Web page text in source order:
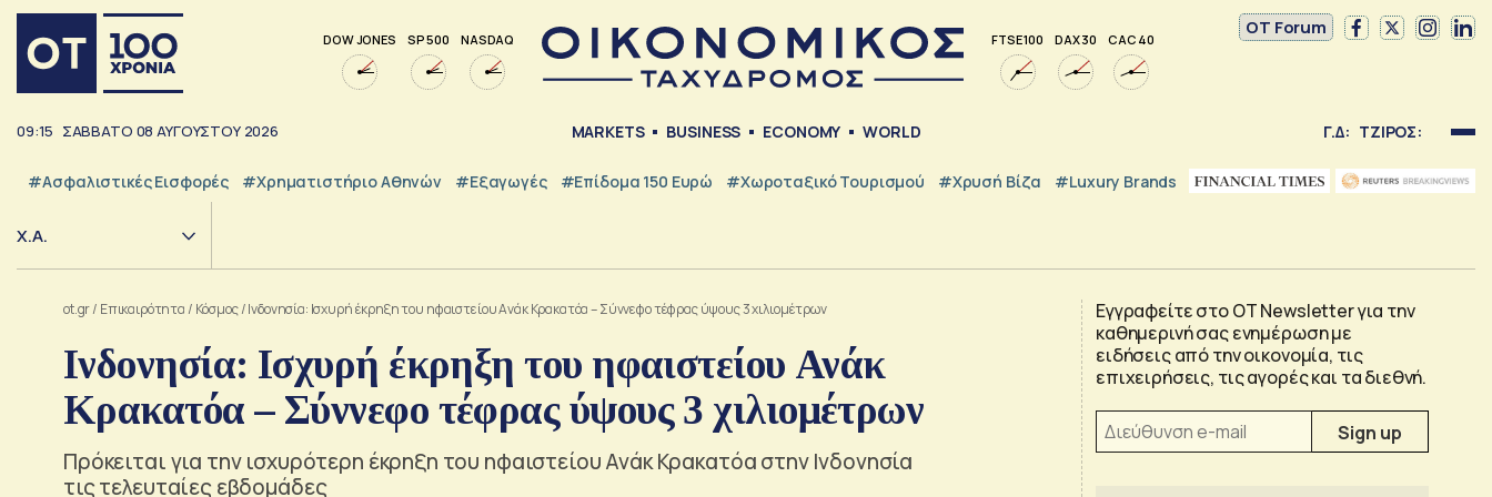
DOW JONES SP 500 NASDAQ FTSE 100 DAX 30 CAC 40
OT Forum
09:15 ΣΑΒΒΑΤΟ 08 ΑΥΓΟΥΣΤΟΥ 2026 MARKETS BUSINESS ECONOMY WORLD Γ.Δ: ΤΖΙΡΟΣ:
#Ασφαλιστικές Εισφορές #Χρηματιστήριο Αθηνών #εξαγωγές #Επίδομα 150 Ευρώ #Χωροταξικό Τουρισμού #Χρυσή Βίζα #luxury Brands
Χ.Α.
ot.gr/ Επικαιρότητα / Κόσμος/Ινδονησία: Ισχυρή έκρηξη του ηφαιστείου Ανάκ Κρακατόα – Σύννεφο τέφρας ύψους 3 χιλιομέτρων
Ινδονησία: Ισχυρή έκρηξη του ηφαιστείου Ανάκ
Κρακατόα – Σύννεφο τέφρας ύψους 3 χιλιομέτρων
Πρόκειται για την ισχυρότερη έκρηξη του ηφαιστείου Ανάκ Κρακατόα στην Ινδονησία
τις τελευταίες εβδομάδες
Εγγραφείτε στο OT Newsletter για την
καθημερινή σας ενημέρωση με
ειδήσεις από την οικονομία, τις
επιχειρήσεις, τις αγορές και τα διεθνή.